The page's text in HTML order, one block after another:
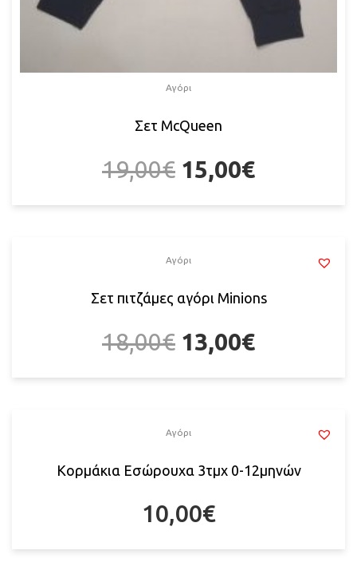
Αγόρι
Σετ McQueen
19,00€ 15,00€
Αγόρι
Σετ πιτζάμες αγόρι Minions
18,00€ 13,00€
Αγόρι
Κορμάκια Εσώρουχα 3τμχ 0-12μηνών
10,00€